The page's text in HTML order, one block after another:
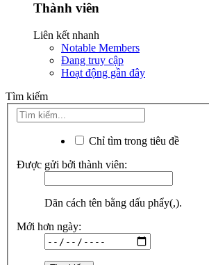
Thành viên
Liên kết nhanh
Notable Members
Đang truy cập
Hoạt động gần đây
Tìm kiếm
Chỉ tìm trong tiêu đề
Được gửi bởi thành viên:
Dãn cách tên bằng dấu phẩy(,).
Mới hơn ngày: